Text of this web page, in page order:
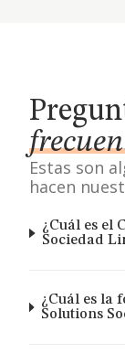
Estas son
hacen
¿Cuál es el
Sociedad
¿Cuál es la
Solutions